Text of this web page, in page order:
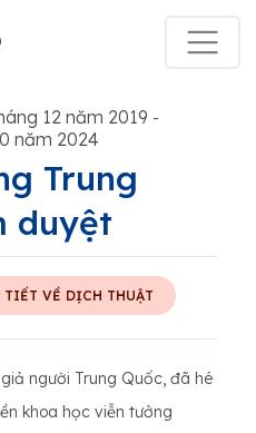
12 năm 2019 -
năm 2024
Trung
duyệt
VỀ DỊCH THUẬT
người Trung Quốc, đã hé
khoa học viễn tưởng